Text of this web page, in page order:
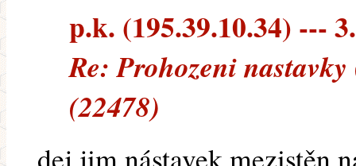
p.k. (195.39.10.34) ---
Re: Prohozeni
(22478)
dej jim nástavek mezistěn